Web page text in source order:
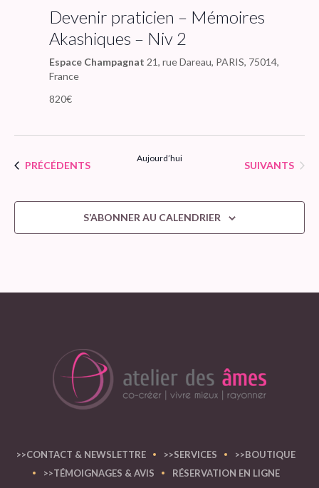
Devenir praticien – Mémoires
Akashiques – Niv 2
Espace Champagnat 21, rue Dareau, PARIS, 75014,
France
820€
ÉVÈNEMENTS
PRÉCÉDENTS
Aujourd’hui
ÉVÈNEMENTS
SUIVANTS
S’ABONNER AU CALENDRIER
>>CONTACT & NEWSLETTRE >>SERVICES
>>BOUTIQUE
>>TÉMOIGNAGES & AVIS
RÉSERVATION EN LIGNE